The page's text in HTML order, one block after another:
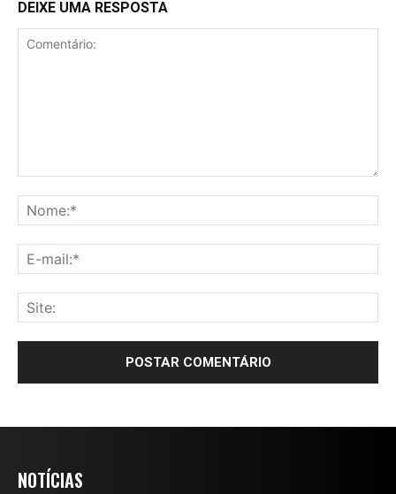
DEIXE UMA RESPOSTA
NOTÍCIAS